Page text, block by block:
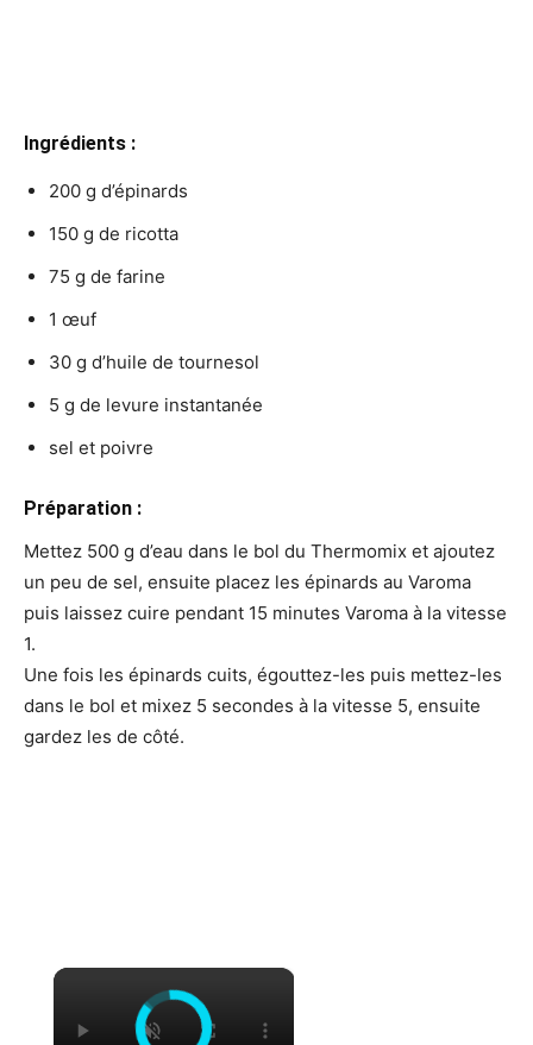
Ingrédients :
200 g d’épinards
150 g de ricotta
75 g de farine
1 œuf
30 g d’huile de tournesol
5 g de levure instantanée
sel et poivre
Préparation :
Mettez 500 g d’eau dans le bol du Thermomix et ajoutez
un peu de sel, ensuite placez les épinards au Varoma
puis laissez cuire pendant 15 minutes Varoma à la vitesse
1.
Une fois les épinards cuits, égouttez-les puis mettez-les
dans le bol et mixez 5 secondes à la vitesse 5, ensuite
gardez les de côté.
×